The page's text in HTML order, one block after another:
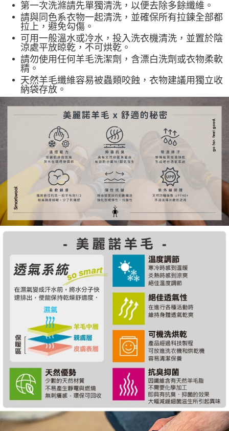
第一次洗滌請先單獨清洗，以便去除多餘纖維。
請與同色系衣物一起清洗，並確保所有拉鍊全部都
拉上，避免勾傷。
可用一般溫水或冷水，投入洗衣機清洗，並置於陰
涼處平放晾乾，不可烘乾。
請勿使用任何羊毛洗潔劑，含漂白洗劑或衣物柔軟
精。
天然羊毛纖維容易被蟲類咬蝕，衣物建議用獨立收
納袋存放。